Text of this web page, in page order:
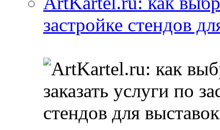
застройке стендов